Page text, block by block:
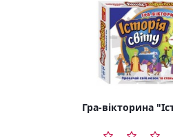
Гра-вікторина